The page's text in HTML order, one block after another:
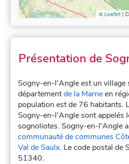
© Leaflet|
Présentation de
Sogny-en-l'Angle est un village
départementde la Marneen
population est de 76 habitants.
Sogny-en-l'Angle sont appelés
sognoliotes. Sogny-en-l'Angle
communauté de communes
Val de Saulx. Le code postal de
51340.